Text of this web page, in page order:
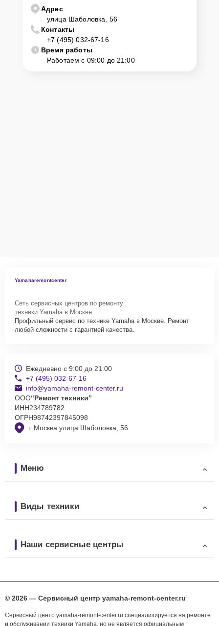
Адрес
улица Шаболовка, 56
Контакты
+7 (495) 032-67-16
Время работы
Работаем с 09:00 до 21:00
Yamaharemontcenter
Сеть сервисных центров по ремонту
техники Yamaha в Москве.
Профильный сервис по технике Yamaha в Москве. Ремонт
любой сложности с гарантией качества.
г. Москва улица Шаболовка, 56
Ежедневно с 9:00 до 21:00
+7 (495) 032-67-16
info@yamaha-remont-center.ru
ООО“Ремонт техники”
ИНН234789782
ОГРН98742397845098
Меню
Виды техники
Наши сервисные центры
© 2026 — Сервисный центр yamaha-remont-center.ru
Сервисный центр yamaha-remont-center.ru специализируется на ремонте
и обслуживании техники Yamaha, но не является официальным